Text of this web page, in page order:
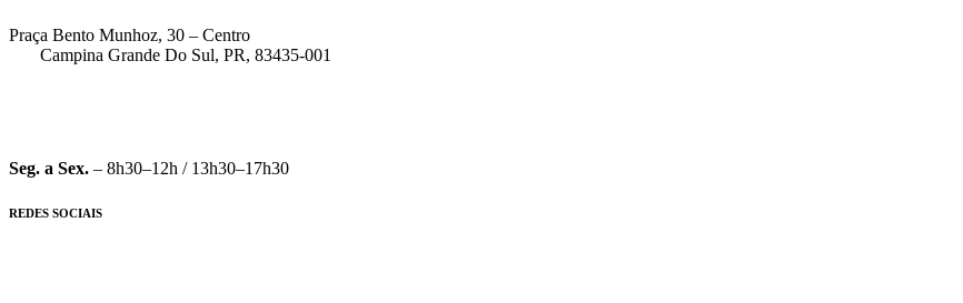
Praça Bento Munhoz, 30 – Centro
Campina Grande Do Sul, PR, 83435-001
Seg. a Sex. – 8h30–12h / 13h30–17h30
REDES SOCIAIS